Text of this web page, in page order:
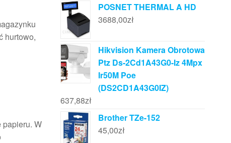
hurtowo,
papieru. W
POSNET THERMAL A HD
3688,00zł
Hikvision Kamera Obrotowa
Ptz Ds-2Cd1A43G0-Iz 4Mpx
Ir50M Poe
(DS2CD1A43G0IZ)
637,88zł
Brother TZe-152
45,00zł